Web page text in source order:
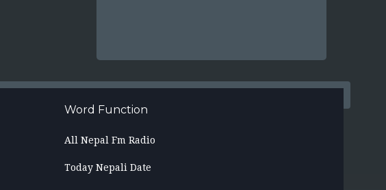
Word Function
All Nepal Fm Radio
Today Nepali Date